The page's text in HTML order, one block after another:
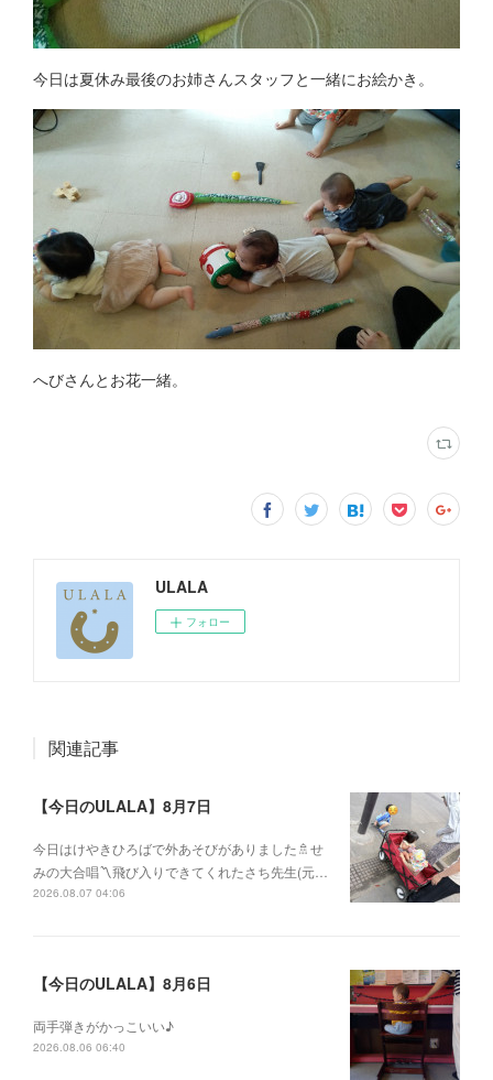
今日は夏休み最後のお姉さんスタッフと一緒にお絵かき。
へびさんとお花一緒。
ULALA
フォロー
関連記事
【今日のULALA】8月7日
今日はけやきひろばで外あそびがありました🚿せ
みの大合唱〽飛び入りできてくれたさち先生(元…
2026.08.07 04:06
【今日のULALA】8月6日
両手弾きがかっこいい♪
2026.08.06 06:40